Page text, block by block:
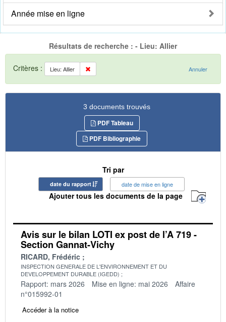
Année mise en ligne
Résultats de recherche : - Lieu: Allier
Critères : Lieu: Allier Annuler
3 documents trouvés
PDF Tableau
PDF Bibliographie
Tri par
date du rapport date de mise en ligne
Ajouter tous les documents de la page
Avis sur le bilan LOTI ex post de l’A 719 -
Section Gannat-Vichy
RICARD, Frédéric
INSPECTION GENERALE DE L'ENVIRONNEMENT ET DU
DEVELOPPEMENT DURABLE (IGEDD)
Rapport: mars 2026 Mise en ligne: mai 2026
Affaire
n°015992-01
Accéder à la notice